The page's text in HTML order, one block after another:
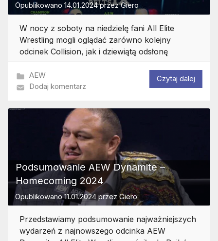
Opublikowano 14.01.2024przezGiero
W nocy z soboty na niedzielę fani All Elite
Wrestling mogli oglądać zarówno kolejny
odcinek Collision, jak i dziewiątą odsłonę
AEW
Dodaj komentarz
Czytaj dalej
Podsumowanie AEW Dynamite –
Homecoming 2024
Opublikowano11.01.2024 przezGiero
Przedstawiamy podsumowanie najważniejszych
wydarzeń z najnowszego odcinka AEW